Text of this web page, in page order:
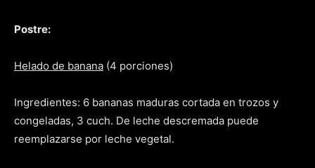
Postre:
Helado de banana (4 porciones)
Ingredientes: 6 bananas maduras cortada en trozos y
congeladas, 3 cuch. De leche descremada puede
reemplazarse por leche vegetal.